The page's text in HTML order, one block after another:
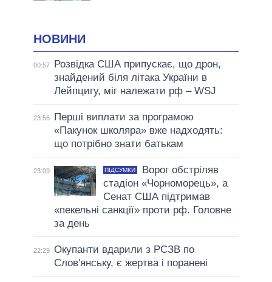
НОВИНИ
00:57
Розвідка США припускає, що дрон,
знайдений біля літака України в
Лейпцигу, міг належати рф – WSJ
23:56
Перші виплати за програмою
«Пакунок школяра» вже надходять:
що потрібно знати батькам
23:09 ПІДСУМКИ
Ворог обстріляв
стадіон «Чорноморець», а
Сенат США підтримав
«пекельні санкції» проти рф. Головне
за день
22:29 Окупанти вдарили з РСЗВ по
Слов'янську, є жертва і поранені